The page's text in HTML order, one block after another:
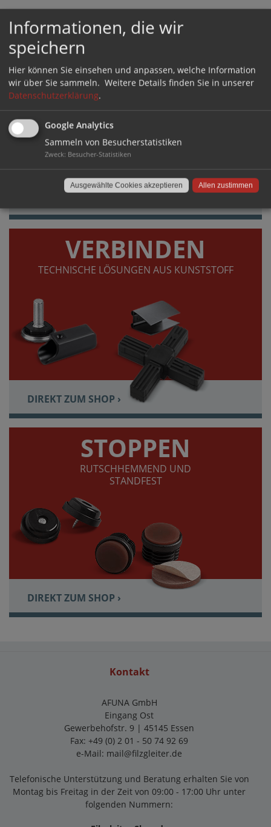
GERÄUSCHHEMMEND UND BODENSCHONEND
VERBINDEN
TECHNISCHE LÖSUNGEN AUS KUNSTSTOFF
DIREKT ZUM SHOP ›
STOPPEN
RUTSCHHEMMEND UND
STANDFEST
DIREKT ZUM SHOP ›
Kontakt
AFUNA GmbH
Eingang Ost
Gewerbehofstr. 9 | 45145 Essen
Fax: +49 (0) 2 01 - 50 74 92 69
e-Mail: mail@filzgleiter.de
Telefonische Unterstützung und Beratung erhalten Sie von
Montag bis Freitag in der Zeit von 09:00 - 17:00 Uhr unter
folgenden Nummern:
Informationen, die wir
speichern
Hier können Sie einsehen und anpassen, welche Information
wir über Sie sammeln. Weitere Details finden Sie in unserer
Datenschutzerklärung.
Google Analytics
Sammeln von Besucherstatistiken
Zweck: Besucher-Statistiken
Allen zustimmen
Ausgewählte Cookies akzeptieren